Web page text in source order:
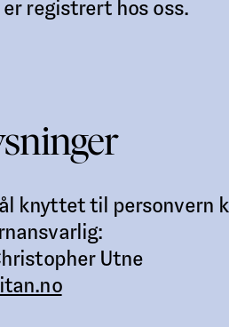
registrert hos oss.
knyttet til personvern
Utne